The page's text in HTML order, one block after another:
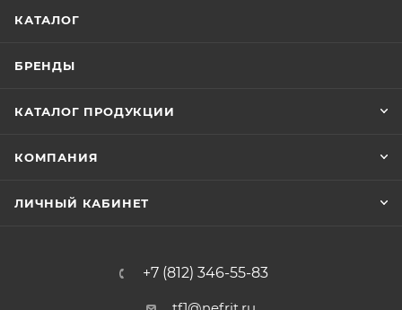
КАТАЛОГ
БРЕНДЫ
КАТАЛОГ ПРОДУКЦИИ
КОМПАНИЯ
ЛИЧНЫЙ КАБИНЕТ
+7 (812) 346-55-83